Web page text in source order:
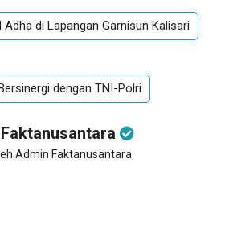
di Lapangan Garnisun Kalisari
dengan TNI-Polri
Admin Faktanusantara